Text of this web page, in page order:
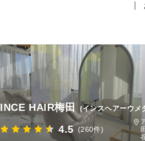
INCE HAIR梅田 (インスヘアーウメ
4.5 (260件)